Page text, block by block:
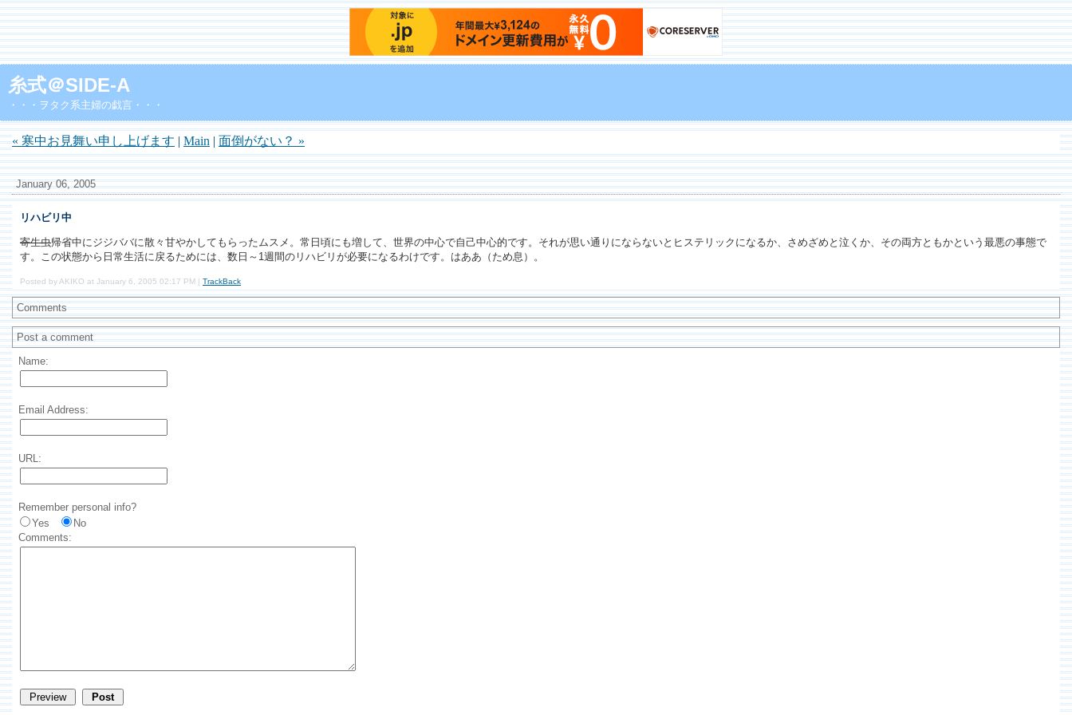
糸式＠SIDE-A
・・・ヲタク系主婦の戯言・・・
« 寒中お見舞い申し上げます | Main | 面倒がない？ »
January 06, 2005
リハビリ中
寄生虫帰省中にジジババに散々甘やかしてもらったムスメ。常日頃にも増して、世界の中心で自己中心的です。それが思い通りにならないとヒステリックになるか、さめざめと泣くか、その両方ともかという最悪の事態で
す。この状態から日常生活に戻るためには、数日～1週間のリハビリが必要になるわけです。はああ（ため息）。
Posted by AKIKO at January 6, 2005 02:17 PM | TrackBack
Comments
Post a comment
Name:
Email Address:
URL:
Remember personal info?
Yes
No
Comments: